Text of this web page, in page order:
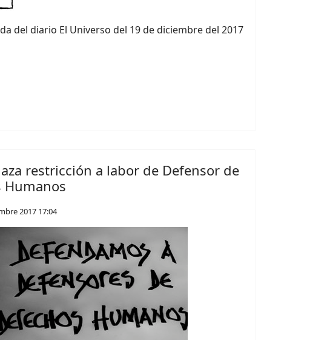
del diario El Universo del 19 de diciembre del 2017
restricción a labor de Defensor de
Humanos
2017 17:04